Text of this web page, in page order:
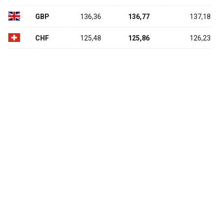
GBP 136,36 136,77 137,18
CHF 125,48 125,86 126,23